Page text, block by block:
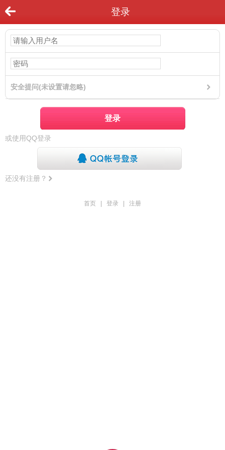
登录
安全提问(未设置请忽略)
登录
或使用QQ登录
还没有注册？
首页 登录 注册